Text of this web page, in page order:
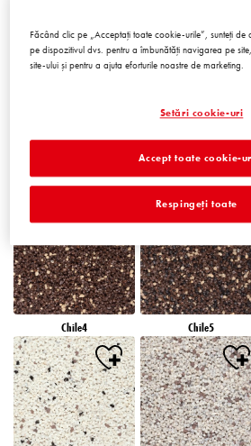
Chile1 Chile2
Chile4 Chile5
Făcând clic pe „Acceptați toate cookie-urile”, sunteți
pe dispozitivul dvs. pentru a îmbunătăți navigarea pe
site-ului și pentru a ajuta eforturile noastre de marketing.
Setări cookie-uri
Respingeți toate
Accept toate cookie-